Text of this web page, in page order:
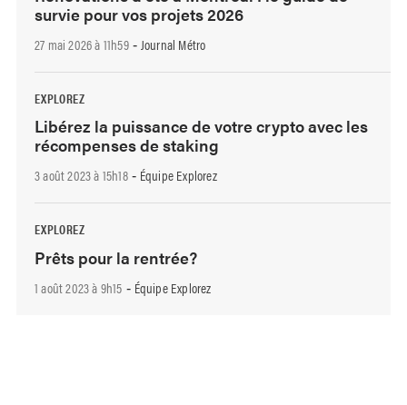
survie pour vos projets 2026
27 mai 2026 à 11h59- Journal Métro
EXPLOREZ
Libérez la puissance de votre crypto avec les
récompenses de staking
3 août 2023 à 15h18- Équipe Explorez
EXPLOREZ
Prêts pour la rentrée?
1 août 2023 à 9h15 - Équipe Explorez